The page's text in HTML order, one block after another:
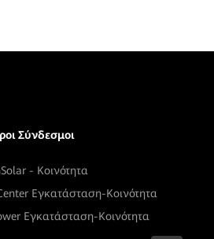
Σύνδεσμοι
- Κοινότητα
Εγκατάσταση-Κοινότητα
Εγκατάσταση-Κοινότητα